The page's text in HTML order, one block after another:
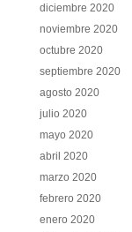
diciembre 2020
noviembre 2020
octubre 2020
septiembre 2020
agosto 2020
julio 2020
mayo 2020
abril 2020
marzo 2020
febrero 2020
enero 2020